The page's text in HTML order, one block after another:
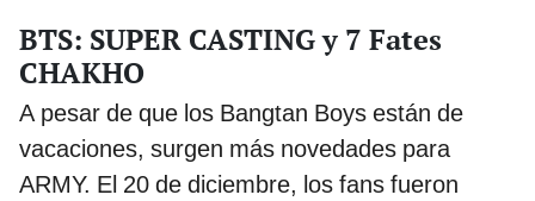
BTS: SUPER CASTING y 7 Fates
CHAKHO
A pesar de que los Bangtan Boys están de
vacaciones, surgen más novedades para
ARMY. El 20 de diciembre, los fans fueron